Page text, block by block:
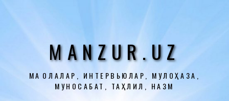
MANZUR.UZ
МАҚОЛАЛАР, ИНТЕРВЬЮЛАР, МУЛОҲАЗА,
МУНОСАБАТ, ТАҲЛИЛ, НАЗМ